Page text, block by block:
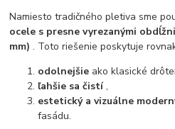
Namiesto tradičného pletiva sme
ocele s presne vyrezanými
mm) . Toto riešenie poskytuje
odolnejšie ako klasické
ľahšie sa čistí,
estetický a vizuálne
fasádu.